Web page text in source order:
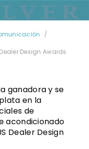
Design Awards
ganadora y se
en la
de
acondicionado
Dealer Design